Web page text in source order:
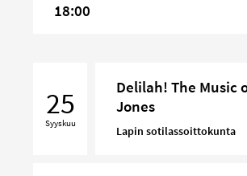
18:00
The
Music
25
Syyskuu
Delilah! The Music
Jones
Lapin sotilassoittokunta